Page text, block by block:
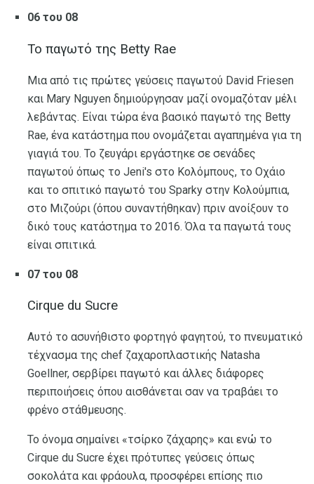
06 του 08
Το παγωτό της Betty Rae
Μια από τις πρώτες γεύσεις παγωτού David Friesen
και Mary Nguyen δημιούργησαν μαζί ονομαζόταν μέλι
λεβάντας. Είναι τώρα ένα βασικό παγωτό της Betty
Rae, ένα κατάστημα που ονομάζεται αγαπημένα για τη
γιαγιά του. Το ζευγάρι εργάστηκε σε σενάδες
παγωτού όπως το Jeni's στο Κολόμπους, το Οχάιο
και το σπιτικό παγωτό του Sparky στην Κολούμπια,
στο Μιζούρι (όπου συναντήθηκαν) πριν ανοίξουν το
δικό τους κατάστημα το 2016. Όλα τα παγωτά τους
είναι σπιτικά.
07 του 08
Cirque du Sucre
Αυτό το ασυνήθιστο φορτηγό φαγητού, το πνευματικό
τέχνασμα της chef ζαχαροπλαστικής Natasha
Goellner, σερβίρει παγωτό και άλλες διάφορες
περιποιήσεις όπου αισθάνεται σαν να τραβάει το
φρένο στάθμευσης.
Το όνομα σημαίνει «τσίρκο ζάχαρης» και ενώ το
Cirque du Sucre έχει πρότυπες γεύσεις όπως
σοκολάτα και φράουλα, προσφέρει επίσης πιο